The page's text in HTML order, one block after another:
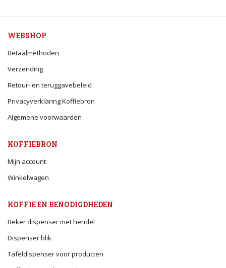
WEBSHOP
Betaalmethoden
Verzending
Retour- en teruggavebeleid
Privacyverklaring Koffiebron
Algemene voorwaarden
KOFFIEBRON
Mijn account
Winkelwagen
KOFFIE EN BENODIGDHEDEN
Beker dispenser met hendel
Dispenser blik
Tafeldispenser voor producten